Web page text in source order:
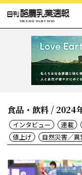
食品・飲料 / 2024
インタビュー 連載
値上げ
自然災害／異